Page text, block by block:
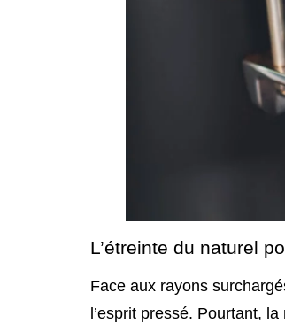
L’étreinte du naturel
Face aux rayons
l’esprit pressé. Pourtant,